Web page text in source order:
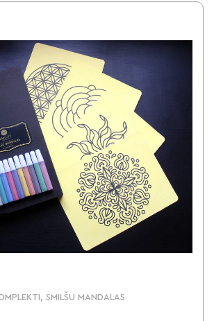
SMILŠU MANDALAS